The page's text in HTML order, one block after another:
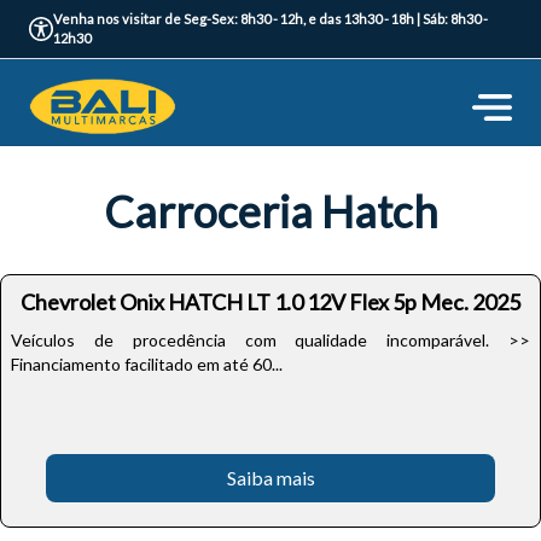
Venha nos visitar de Seg-Sex: 8h30 - 12h, e das 13h30 - 18h | Sáb: 8h30 -
12h30
Carroceria Hatch
Chevrolet Onix HATCH LT 1.0 12V Flex 5p Mec. 2025
Veículos de procedência com qualidade incomparável. >>
Financiamento facilitado em até 60...
Saiba mais